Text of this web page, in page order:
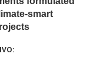
smart